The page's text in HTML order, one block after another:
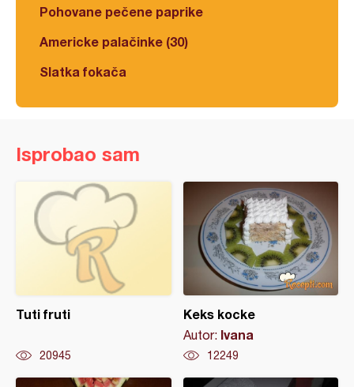
Pohovane pečene paprike
Americke palačinke (30)
Slatka fokača
Isprobao sam
Tuti fruti
20945
Keks kocke
Autor: Ivana
12249